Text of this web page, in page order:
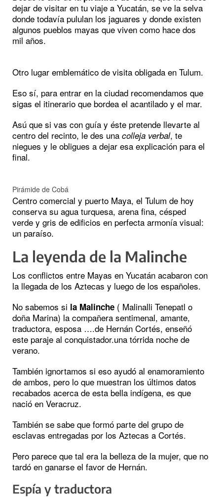
dejar de visitar en tu viaje a Yucatán, se ve la selva
donde todavía pululan los jaguares y donde existen
algunos pueblos mayas que viven como hace dos
mil años.
Otro lugar emblemático de visita obligada en Tulum.
Eso sí, para entrar en la ciudad recomendamos que
sigas el itinerario que bordea el acantilado y el mar.
Asú que si vas con guía y éste pretende llevarte al
centro del recinto, le des una colleja verbal, te
niegues y le obligues a dejar esa explicación para el
final.
Pirámide de Cobá
Centro comercial y puerto Maya, el Tulum de hoy
conserva su agua turquesa, arena fina, césped
verde y gris de edificios en perfecta armonía visual:
un paraíso.
La leyenda de la Malinche
Los conflictos entre Mayas en Yucatán acabaron con
la llegada de los Aztecas y luego de los españoles.
No sabemos si la Malinche ( Malinalli Tenepatl o
doña Marina) la compañera sentimenal, amante,
traductora, esposa ….de Hernán Cortés, enseñó
este paraje al conquistador.una tórrida noche de
verano.
También ignortamos si eso ayudó al enamoramiento
de ambos, pero lo que muestran los últimos datos
recabados acerca de esta bella indígena, es que
nació en Veracruz.
También se sabe que formó parte del grupo de
esclavas entregadas por los Aztecas a Cortés.
Pero parece que tal era la belleza de la mujer, que no
tardó en ganarse el favor de Hernán.
Espía y traductora